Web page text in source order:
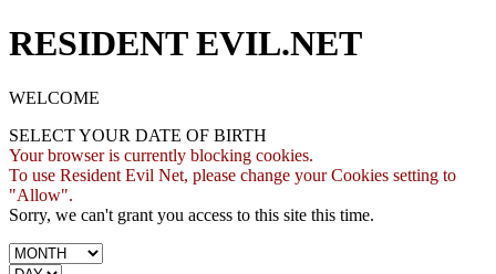
RESIDENT EVIL.NET
WELCOME
SELECT YOUR DATE OF BIRTH
Your browser is currently blocking cookies.
To use Resident Evil Net, please change your Cookies setting to
"Allow".
Sorry, we can't grant you access to this site this time.